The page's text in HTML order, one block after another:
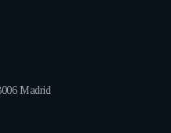
Madrid